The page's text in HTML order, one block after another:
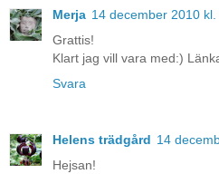
Merja 14 december 2010
Grattis!
Klart jag vill vara med:)
Svara
Helens trädgård 14
Hejsan!